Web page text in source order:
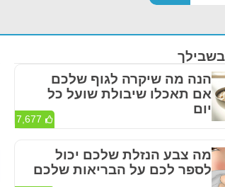
הנה מה שיקרה לגוף שלכם
אם תאכלו שיבולת שועל כל
יום
7,677
מה צבע הנזלת שלכם יכול
לספר לכם על הבריאות שלכם